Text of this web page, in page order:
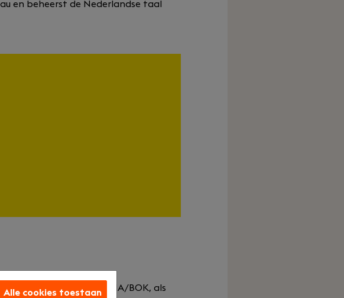
en beheerst de Nederlandse taal
door certificering DAMA/BOK, als
Alle cookies toestaan